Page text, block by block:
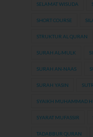
SELAMAT WISUDA
SHORT COURSE
STRUKTUR AL QURAN
SURAH AL-MULK
SURAH AN-NAAS
SURAH YASIN
SYAIKH MUHAMMAD
SYARAT MUFASSIR
TADABBUR QURAN